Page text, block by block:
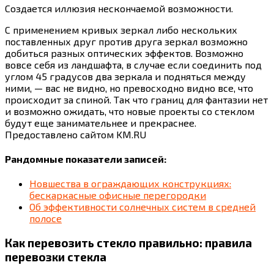
Создается иллюзия нескончаемой возможности.
С применением кривых зеркал либо нескольких
поставленных друг против друга зеркал возможно
добиться разных оптических эффектов. Возможно
вовсе себя из ландшафта, в случае если соединить под
углом 45 градусов два зеркала и подняться между
ними, — вас не видно, но превосходно видно все, что
происходит за спиной. Так что границ для фантазии нет
и возможно ожидать, что новые проекты со стеклом
будут еще занимательнее и прекраснее.
Предоставлено сайтом KM.RU
Рандомные показатели записей:
Новшества в ограждающих конструкциях:
бескаркасные офисные перегородки
Об эффективности солнечных систем в средней
полосе
Как перевозить стекло правильно: правила
перевозки стекла